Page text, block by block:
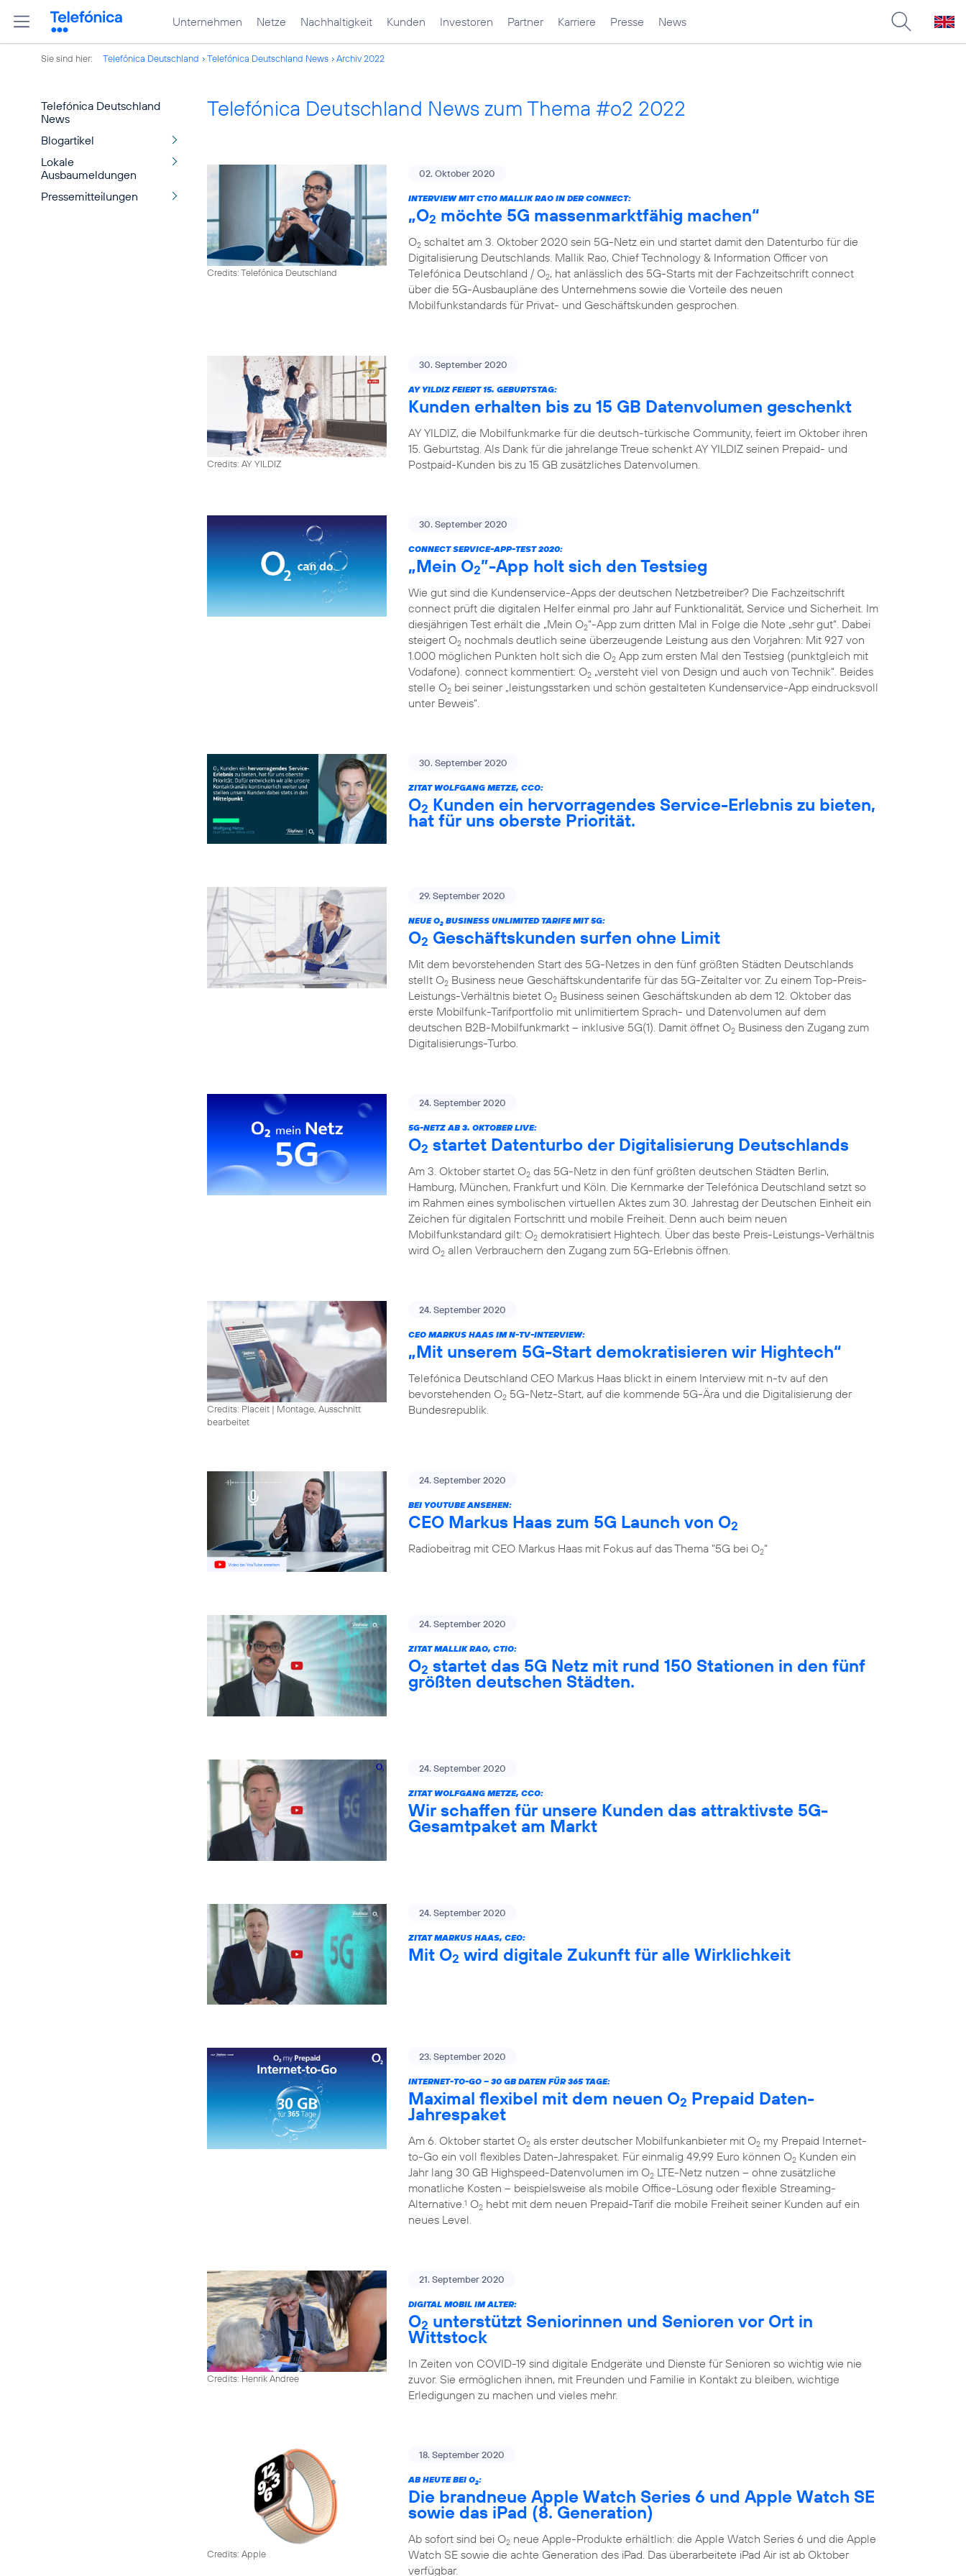
Unternehmen Netze Nachhaltigkeit Kunden Investoren Partner Karriere Presse News
Sie sind hier: Telefónica Deutschland Telefónica Deutschland News Archiv 2022
Telefónica Deutschland
News
Blogartikel
Lokale
Ausbaumeldungen
Pressemitteilungen
Telefónica Deutschland News zum Thema #o2 2022
Credits: Telefónica Deutschland
02. Oktober 2020
INTERVIEW MIT CTIO MALLIK RAO IN DER CONNECT:
„O2 möchte 5G massenmarktfähig machen“
O2 schaltet am 3. Oktober 2020 sein 5G-Netz ein und startet damit den Datenturbo für die
Digitalisierung Deutschlands. Mallik Rao, Chief Technology & Information Officer von
Telefónica Deutschland / O2, hat anlässlich des 5G-Starts mit der Fachzeitschrift connect
über die 5G-Ausbaupläne des Unternehmens sowie die Vorteile des neuen
Mobilfunkstandards für Privat- und Geschäftskunden gesprochen.
Credits: AY YILDIZ
30. September 2020
AY YILDIZ FEIERT 15. GEBURTSTAG:
Kunden erhalten bis zu 15 GB Datenvolumen geschenkt
AY YILDIZ, die Mobilfunkmarke für die deutsch-türkische Community, feiert im Oktober ihren
15. Geburtstag. Als Dank für die jahrelange Treue schenkt AY YILDIZ seinen Prepaid- und
Postpaid-Kunden bis zu 15 GB zusätzliches Datenvolumen.
30. September 2020
CONNECT SERVICE-APP-TEST 2020:
„Mein O2”-App holt sich den Testsieg
Wie gut sind die Kundenservice-Apps der deutschen Netzbetreiber? Die Fachzeitschrift
connect prüft die digitalen Helfer einmal pro Jahr auf Funktionalität, Service und Sicherheit. Im
diesjährigen Test erhält die „Mein O2“-App zum dritten Mal in Folge die Note „sehr gut“. Dabei
steigert O2 nochmals deutlich seine überzeugende Leistung aus den Vorjahren: Mit 927 von
1.000 möglichen Punkten holt sich die O2 App zum ersten Mal den Testsieg (punktgleich mit
Vodafone). connect kommentiert: O2 „versteht viel von Design und auch von Technik“. Beides
stelle O2 bei seiner „leistungsstarken und schön gestalteten Kundenservice-App eindrucksvoll
unter Beweis“.
30. September 2020
ZITAT WOLFGANG METZE, CCO:
O2 Kunden ein hervorragendes Service-Erlebnis zu bieten,
hat für uns oberste Priorität.
29. September 2020
NEUE O2 BUSINESS UNLIMITED TARIFE MIT 5G:
O2 Geschäftskunden surfen ohne Limit
Mit dem bevorstehenden Start des 5G-Netzes in den fünf größten Städten Deutschlands
stellt O2 Business neue Geschäftskundentarife für das 5G-Zeitalter vor. Zu einem Top-Preis-
Leistungs-Verhältnis bietet O2 Business seinen Geschäftskunden ab dem 12. Oktober das
erste Mobilfunk-Tarifportfolio mit unlimitiertem Sprach- und Datenvolumen auf dem
deutschen B2B-Mobilfunkmarkt – inklusive 5G(1). Damit öffnet O2 Business den Zugang zum
Digitalisierungs-Turbo.
24. September 2020
5G-NETZ AB 3. OKTOBER LIVE:
O2 startet Datenturbo der Digitalisierung Deutschlands
Am 3. Oktober startet O2 das 5G-Netz in den fünf größten deutschen Städten Berlin,
Hamburg, München, Frankfurt und Köln. Die Kernmarke der Telefónica Deutschland setzt so
im Rahmen eines symbolischen virtuellen Aktes zum 30. Jahrestag der Deutschen Einheit ein
Zeichen für digitalen Fortschritt und mobile Freiheit. Denn auch beim neuen
Mobilfunkstandard gilt: O2 demokratisiert Hightech. Über das beste Preis-Leistungs-Verhältnis
wird O2 allen Verbrauchern den Zugang zum 5G-Erlebnis öffnen.
Credits: Placeit | Montage, Ausschnitt
bearbeitet
24. September 2020
CEO MARKUS HAAS IM N-TV-INTERVIEW:
„Mit unserem 5G-Start demokratisieren wir Hightech“
Telefónica Deutschland CEO Markus Haas blickt in einem Interview mit n-tv auf den
bevorstehenden O2 5G-Netz-Start, auf die kommende 5G-Ära und die Digitalisierung der
Bundesrepublik.
24. September 2020
BEI YOUTUBE ANSEHEN:
CEO Markus Haas zum 5G Launch von O2
Radiobeitrag mit CEO Markus Haas mit Fokus auf das Thema "5G bei O2"
24. September 2020
ZITAT MALLIK RAO, CTIO:
O2 startet das 5G Netz mit rund 150 Stationen in den fünf
größten deutschen Städten.
24. September 2020
ZITAT WOLFGANG METZE, CCO:
Wir schaffen für unsere Kunden das attraktivste 5G-
Gesamtpaket am Markt
24. September 2020
ZITAT MARKUS HAAS, CEO:
Mit O2 wird digitale Zukunft für alle Wirklichkeit
23. September 2020
INTERNET-TO-GO – 30 GB DATEN FÜR 365 TAGE:
Maximal flexibel mit dem neuen O2 Prepaid Daten-
Jahrespaket
Am 6. Oktober startet O2 als erster deutscher Mobilfunkanbieter mit O2 my Prepaid Internet-
to-Go ein voll flexibles Daten-Jahrespaket. Für einmalig 49,99 Euro können O2 Kunden ein
Jahr lang 30 GB Highspeed-Datenvolumen im O2 LTE-Netz nutzen – ohne zusätzliche
monatliche Kosten – beispielsweise als mobile Office-Lösung oder flexible Streaming-
Alternative.1 O2 hebt mit dem neuen Prepaid-Tarif die mobile Freiheit seiner Kunden auf ein
neues Level.
Credits: Henrik Andree
21. September 2020
DIGITAL MOBIL IM ALTER:
O2 unterstützt Seniorinnen und Senioren vor Ort in
Wittstock
In Zeiten von COVID-19 sind digitale Endgeräte und Dienste für Senioren so wichtig wie nie
zuvor. Sie ermöglichen ihnen, mit Freunden und Familie in Kontakt zu bleiben, wichtige
Erledigungen zu machen und vieles mehr.
Credits: Apple
18. September 2020
AB HEUTE BEI O2:
Die brandneue Apple Watch Series 6 und Apple Watch SE
sowie das iPad (8. Generation)
Ab sofort sind bei O2 neue Apple-Produkte erhältlich: die Apple Watch Series 6 und die Apple
Watch SE sowie die achte Generation des iPad. Das überarbeitete iPad Air ist ab Oktober
verfügbar.